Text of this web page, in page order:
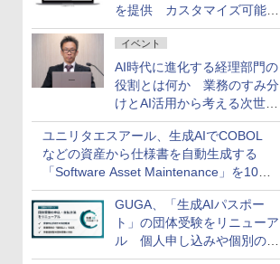
を提供 カスタマイズ可能な
ダッシュボード画面を搭載
イベント
AI時代に進化する経理部門の
役割とは何か 業務のすみ分
けとAI活用から考える次世代
ファイナンス戦略
ユニリタエスアール、生成AIでCOBOL
などの資産から仕様書を自動生成する
「Software Asset Maintenance」を10月
に発売
GUGA、「生成AIパスポー
ト」の団体受験をリニューア
ル 個人申し込みや個別の支
払いなどに対応